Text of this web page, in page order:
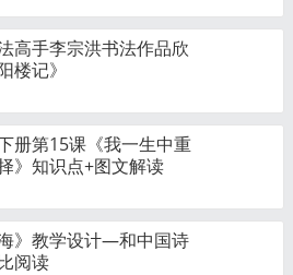
高手李宗洪书法作品欣
楼记》
册第15课《我一生中重
》知识点+图文解读
海》教学设计—和中国诗
阅读